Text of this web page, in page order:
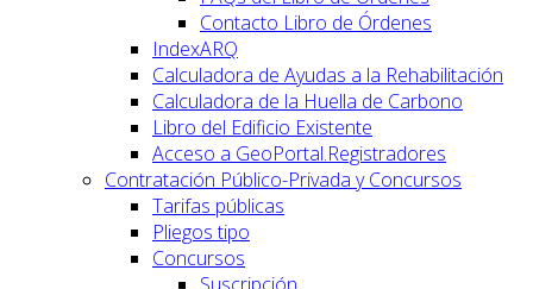
Contacto Libro de Órdenes
IndexARQ
Calculadora de Ayudas a la Rehabilitación
Calculadora de la Huella de Carbono
Libro del Edificio Existente
Acceso a GeoPortal.Registradores
Contratación Público-Privada y Concursos
Tarifas públicas
Pliegos tipo
Concursos